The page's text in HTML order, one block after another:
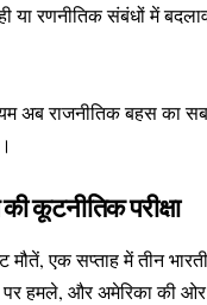
या रणनीतिक संबंधों में
अब राजनीतिक बहस का
कूटनीतिक परीक्षा
मौतें, एक सप्ताह में तीन
पर हमले, और अमेरिका की